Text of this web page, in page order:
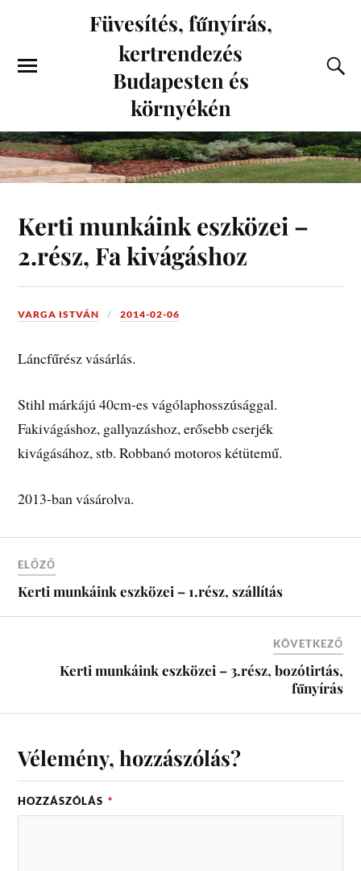
Füvesítés, fűnyírás,
kertrendezés
Budapesten és
környékén
Kerti munkáink eszközei –
2.rész, Fa kivágáshoz
VARGA ISTVÁN 2014-02-06
Láncfűrész vásárlás.
Stihl márkájú 40cm-es vágólaphosszúsággal.
Fakivágáshoz, gallyazáshoz, erősebb cserjék
kivágásához, stb. Robbanó motoros kétütemű.
2013-ban vásárolva.
ELŐZŐ
Kerti munkáink eszközei – 1.rész, szállítás
KÖVETKEZŐ
Kerti munkáink eszközei – 3.rész, bozótirtás,
fűnyírás
Vélemény, hozzászólás?
HOZZÁSZÓLÁS *